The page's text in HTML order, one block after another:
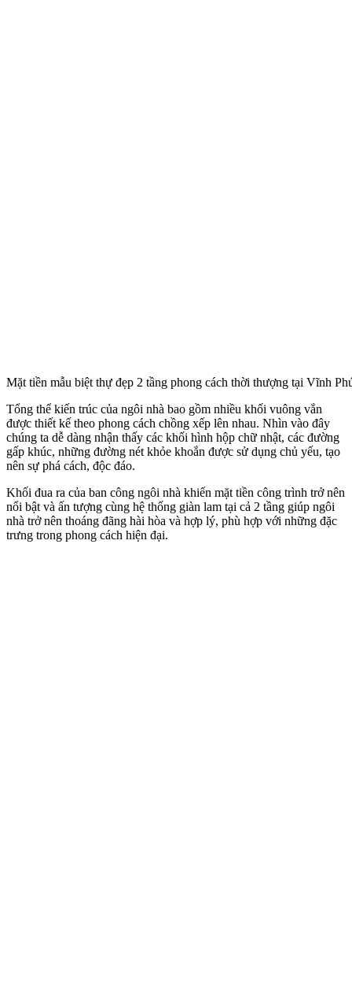
Mặt tiền mẫu biệt thự đẹp 2 tầng phong cách thời thượng tại Vĩnh
Tổng thể kiến trúc của ngôi nhà bao gồm nhiều khối vuông vắn
được thiết kế theo phong cách chồng xếp lên nhau. Nhìn vào đây
chúng ta dễ dàng nhận thấy các khối hình hộp chữ nhật, các đường
gấp khúc, những đường nét khỏe khoắn được sử dụng chủ yếu, tạo
nên sự phá cách, độc đáo.
Khối đua ra của ban công ngôi nhà khiến mặt tiền công trình trở nên
nổi bật và ấn tượng cùng hệ thống giàn lam tại cả 2 tầng giúp ngôi
nhà trở nên thoáng đãng hài hòa và hợp lý, phù hợp với những đặc
trưng trong phong cách hiện đại.